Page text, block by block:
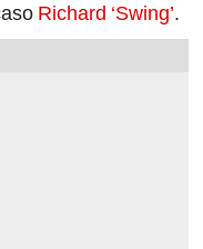
Richard ‘Swing’.